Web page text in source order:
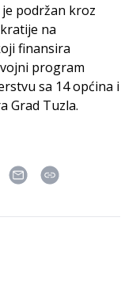
podržan kroz
na
finansira
program
sa 14 općina i
Grad Tuzla.